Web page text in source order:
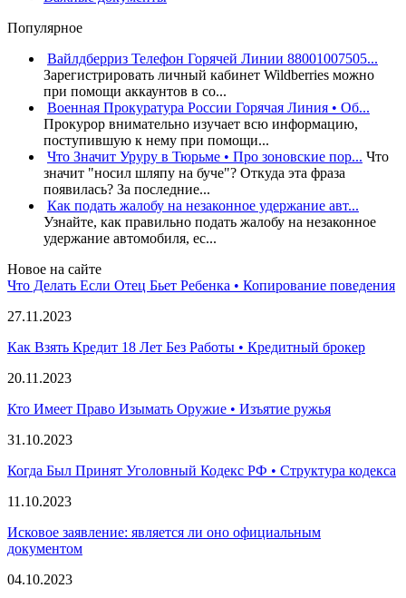
Популярное
Вайлдберриз Телефон Горячей Линии 88001007505...
Зарегистрировать личный кабинет Wildberries можно
при помощи аккаунтов в со...
Военная Прокуратура России Горячая Линия • Об...
Прокурор внимательно изучает всю информацию,
поступившую к нему при помощи...
Что Значит Уруру в Тюрьме • Про зоновские пор... Что
значит "носил шляпу на буче"? Откуда эта фраза
появилась? За последние...
Как подать жалобу на незаконное удержание авт...
Узнайте, как правильно подать жалобу на незаконное
удержание автомобиля, ес...
Новое на сайте
Что Делать Если Отец Бьет Ребенка • Копирование поведения
27.11.2023
Как Взять Кредит 18 Лет Без Работы • Кредитный брокер
20.11.2023
Кто Имеет Право Изымать Оружие • Изъятие ружья
31.10.2023
Когда Был Принят Уголовный Кодекс РФ • Структура кодекса
11.10.2023
Исковое заявление: является ли оно официальным
документом
04.10.2023